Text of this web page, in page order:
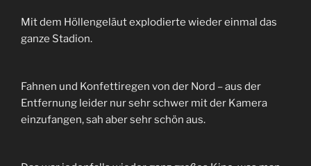
Mit dem Höllengeläut explodierte wieder einmal das
ganze Stadion.
Fahnen und Konfettiregen von der Nord – aus der
Entfernung leider nur sehr schwer mit der Kamera
einzufangen, sah aber sehr schön aus.